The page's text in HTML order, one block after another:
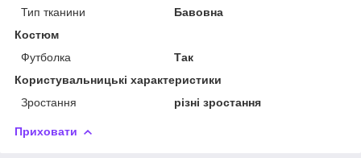
Тип тканини
Бавовна
Костюм
Футболка
Так
Користувальницькі характеристики
Зростання
різні зростання
Приховати